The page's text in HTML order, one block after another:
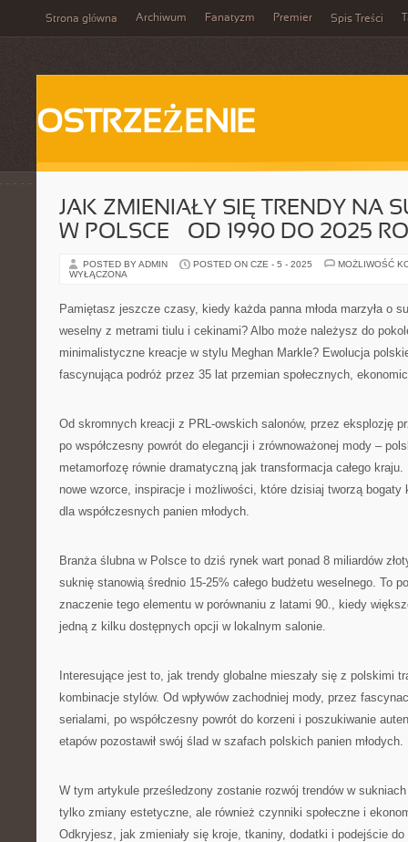
Strona główna Archiwum Fanatyzm Premier Spis Treści
OSTRZEŻENIE
JAK ZMIENIAŁY SIĘ TRENDY NA
W POLSCE – OD 1990 DO 2025
POSTED BY ADMIN POSTED ON CZE - 5 - 2025
MOŻLIWOŚĆ
WYŁĄCZONA
Pamiętasz jeszcze czasy, kiedy każda panna młoda marzyła o
weselny z metrami tiulu i cekinami? Albo może należysz do
minimalistyczne kreacje w stylu Meghan Markle? Ewolucja
fascynująca podróż przez 35 lat przemian społecznych,
Od skromnych kreacji z PRL-owskich salonów, przez eksplozję
po współczesny powrót do elegancji i zrównoważonej mody –
metamorfozę równie dramatyczną jak transformacja całego kraju.
nowe wzorce, inspiracje i możliwości, które dzisiaj tworzą bogaty
dla współczesnych panien młodych.
Branża ślubna w Polsce to dziś rynek wart ponad 8 miliardów
suknię stanowią średnio 15-25% całego budżetu weselnego. To
znaczenie tego elementu w porównaniu z latami 90., kiedy
jedną z kilku dostępnych opcji w lokalnym salonie.
Interesujące jest to, jak trendy globalne mieszały się z polskimi
kombinacje stylów. Od wpływów zachodniej mody, przez
serialami, po współczesny powrót do korzeni i poszukiwanie
etapów pozostawił swój ślad w szafach polskich panien młodych.
W tym artykule prześledzony zostanie rozwój trendów w
tylko zmiany estetyczne, ale również czynniki społeczne i
Odkryjesz, jak zmieniały się kroje, tkaniny, dodatki i podejście